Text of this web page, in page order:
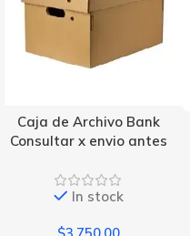
Caja de Archivo Bank
Consultar x envio antes
In stock